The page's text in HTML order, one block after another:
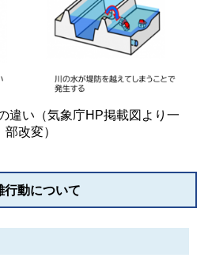
違い（気象庁HP掲載図より一
部改変）
行動について